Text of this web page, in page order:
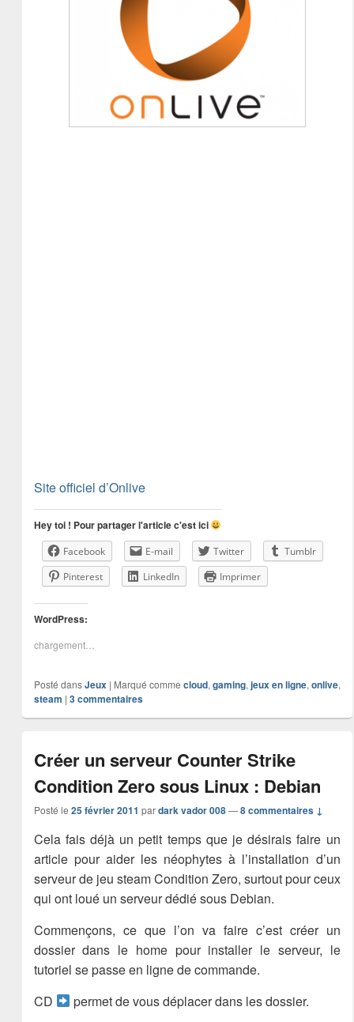
Site officiel d’Onlive
Hey toi ! Pour partager l'article c'est ici
Facebook E-mail Twitter
Tumblr
Pinterest
LinkedIn Imprimer
WordPress:
chargement…
Posté dans Jeux | Marqué comme cloud, gaming, jeux en ligne, onlive,
steam | 3commentaires
Créer un serveur Counter Strike
Condition Zero sous Linux : Debian
Posté le 25 février 2011 pardark vador 008 —8 commentaires ↓
Cela fais déjà un petit temps que je désirais faire un
article pour aider les néophytes à l’installation d’un
serveur de jeu steam Condition Zero, surtout pour ceux
qui ont loué un serveur dédié sous Debian.
Commençons, ce que l’on va faire c’est créer un
dossier dans le home pour installer le serveur, le
tutoriel se passe en ligne de commande.
CD
permet de vous déplacer dans les dossier.